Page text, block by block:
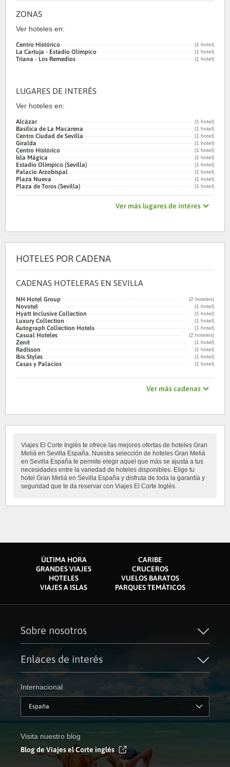
ZONAS
Ver hoteles en:
Centro Histórico (1 hotel)
La Cartuja - Estadio Olímpico (1 hotel)
Triana - Los Remedios (1 hotel)
LUGARES DE INTERÉS
Ver hoteles en:
Alcázar (1 hotel)
Basílica de La Macarena (1 hotel)
Centro Ciudad de Sevilla (1 hotel)
Giralda (1 hotel)
Centro Histórico (1 hotel)
Isla Mágica (1 hotel)
Estadio Olímpico (Sevilla) (1 hotel)
Palacio Arzobispal (1 hotel)
Plaza Nueva (1 hotel)
Plaza de Toros (Sevilla) (1 hotel)
Ver más lugares de intéres
HOTELES POR CADENA
CADENAS HOTELERAS EN SEVILLA
NH Hotel Group (2 hoteles)
Novotel (1 hotel)
Hyatt Inclusive Collection (1 hotel)
Luxury Collection (1 hotel)
Autograph Collection Hotels (1 hotel)
Casual Hoteles (2 hoteles)
Zenit (1 hotel)
Radisson (1 hotel)
Ibis Styles (1 hotel)
Casas y Palacios (1 hotel)
Ver más cadenas
Viajes El Corte Inglés te ofrece las mejores ofertas de hoteles Gran
Meliá en Sevilla España. Nuestra selección de hoteles Gran Meliá
en Sevilla España te permite elegir aquel que más se ajusta a tus
necesidades entre la variedad de hoteles disponibles. Elige tu
hotel Gran Meliá en Sevilla España y disfruta de toda la garantía y
seguridad que te da reservar con Viajes El Corte Inglés.
ÚLTIMA HORA
CARIBE
GRANDES VIAJES
CRUCEROS
HOTELES
VUELOS BARATOS
VIAJES A ISLAS
PARQUES TEMÁTICOS
Sobre nosotros
Financiación
Sostenibilidad
Turismo accesible
Tarjeta El Corte Inglés
Trabaja con nosotros
El Corte Inglés
Enlaces de interés
Guías de viaje
Catálogos
Auto check-in
Condiciones Generales
Política de privacidad
Política de cookies
Empresas/ Grupos
Internacional
España
Visita nuestro blog
Blog de Viajes el Corte inglés